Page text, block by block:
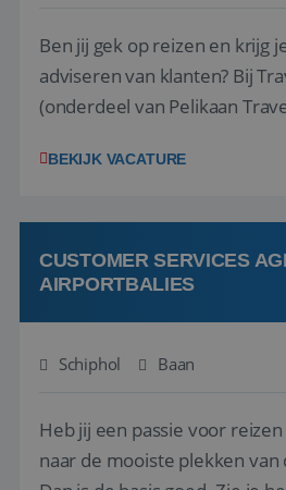
Ben jij gek op reizen en krijg
adviseren van klanten? Bij Travel Store Leerdam
(onderdeel van Pelikaan
vinden. Samen maken we
hebt in de reisbranche of j...
BEKIJK VACATURE
CUSTOMER SERVICES
AIRPORTBALIES
Schiphol Baan
Heb jij een passie voor
naar de mooiste plekken van